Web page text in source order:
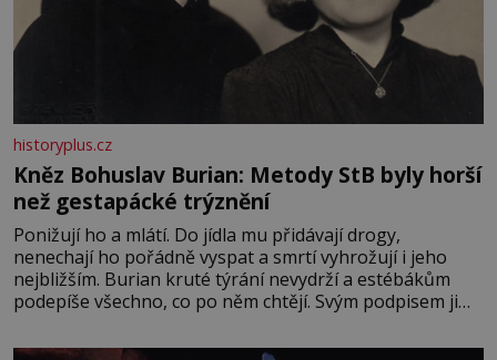
historyplus.cz
Kněz Bohuslav Burian: Metody StB byly horší
než gestapácké trýznění
Ponižují ho a mlátí. Do jídla mu přidávají drogy,
nenechají ho pořádně vyspat a smrtí vyhrožují i jeho
nejbližším. Burian kruté týrání nevydrží a estébákům
podepíše všechno, co po něm chtějí. Svým podpisem jim
fyzický ani psychický nátlak. Syn brněnského řezníka